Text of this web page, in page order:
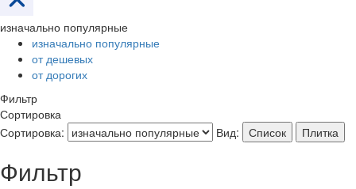
изначально популярные
изначально популярные
от дешевых
от дорогих
Фильтр
Сортировка
Сортировка:
Вид: Список Плитка
Фильтр